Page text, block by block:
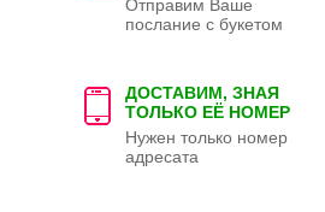
Отправим Ваше
послание с букетом
ДОСТАВИМ, ЗНАЯ
ТОЛЬКО ЕЁ НОМЕР
Нужен только номер
адресата